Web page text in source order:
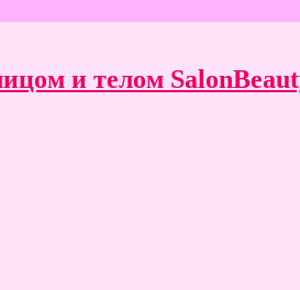
и телом